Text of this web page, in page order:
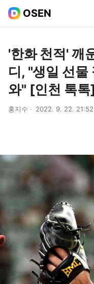
OSEN
'한화 천적' 깨
디, "생일 선물
와" [인천 톡톡]
홍지수 2022. 9. 22. 21:52